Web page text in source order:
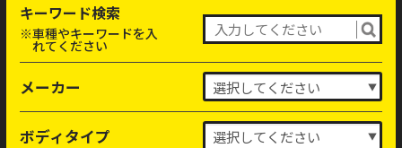
キーワード検索
※車種やキーワードを入
れてください
メーカー
ボディタイプ